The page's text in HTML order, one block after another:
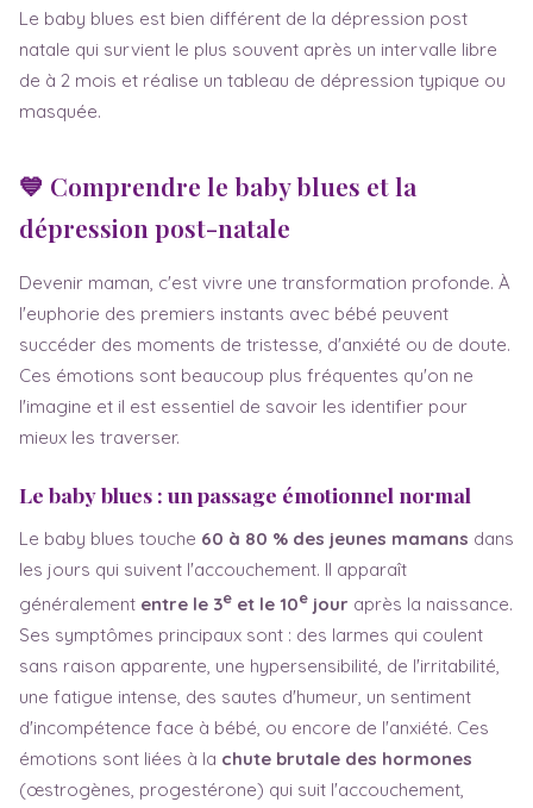
Le baby blues est bien différent de la dépression post
natale qui survient le plus souvent après un intervalle libre
de à 2 mois et réalise un tableau de dépression typique ou
masquée.
💙 Comprendre le baby blues et la
dépression post-natale
Devenir maman, c'est vivre une transformation profonde. À
l'euphorie des premiers instants avec bébé peuvent
succéder des moments de tristesse, d'anxiété ou de doute.
Ces émotions sont beaucoup plus fréquentes qu'on ne
l'imagine et il est essentiel de savoir les identifier pour
mieux les traverser.
Le baby blues : un passage émotionnel normal
Le baby blues touche 60 à 80 % des jeunes mamans dans
les jours qui suivent l'accouchement. Il apparaît
généralement entre le 3e et le 10e jour après la naissance.
Ses symptômes principaux sont : des larmes qui coulent
sans raison apparente, une hypersensibilité, de l'irritabilité,
une fatigue intense, des sautes d'humeur, un sentiment
d'incompétence face à bébé, ou encore de l'anxiété. Ces
émotions sont liées à la chute brutale des hormones
(œstrogènes, progestérone) qui suit l'accouchement,